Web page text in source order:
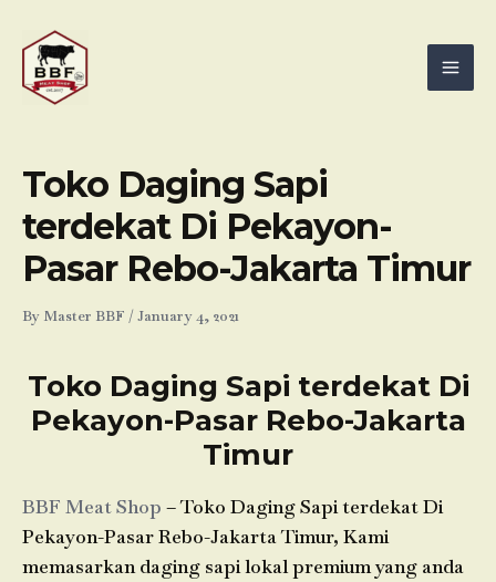
content
Toko Daging Sapi
terdekat Di Pekayon-
Pasar Rebo-Jakarta Timur
By Master BBF /January 4, 2021
Toko Daging Sapi terdekat Di
Pekayon-Pasar Rebo-Jakarta
Timur
BBF Meat Shop – Toko Daging Sapi terdekat Di
Pekayon-Pasar Rebo-Jakarta Timur, Kami
memasarkan daging sapi lokal premium yang anda